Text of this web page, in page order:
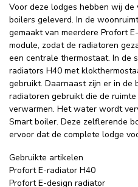
Voor deze lodges hebben wij
boilers geleverd. In de
gemaakt van meerdere Profort
module, zodat de radiatoren
een centrale thermostaat. In de
radiators H40 met
gebruikt. Daarnaast zijn er in de
radiatoren gebruikt die de
verwarmen. Het water wordt
Smart boiler. Deze zelflerende
ervoor dat de complete lodge
Gebruikte artikelen
Profort E-radiator H40
Profort E-design radiator